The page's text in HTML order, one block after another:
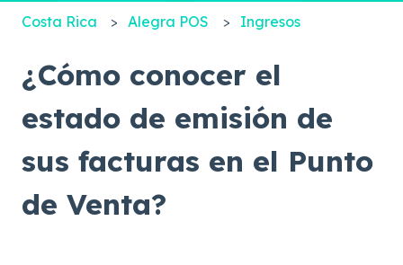
Costa Rica Alegra POS Ingresos
¿Cómo conocer el
estado de emisión de
sus facturas en el Punto
de Venta?